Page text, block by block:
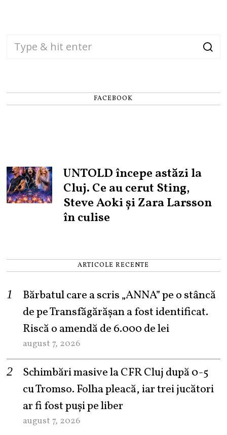
FACEBOOK
UNTOLD începe astăzi la
Cluj. Ce au cerut Sting,
Steve Aoki și Zara Larsson
în culise
ARTICOLE RECENTE
Bărbatul care a scris „ANNA” pe o stâncă
de pe Transfăgărășan a fost identificat.
Riscă o amendă de 6.000 de lei
august 7, 2026
Schimbări masive la CFR Cluj după 0-5
cu Tromso. Folha pleacă, iar trei jucători
ar fi fost puși pe liber
august 7, 2026